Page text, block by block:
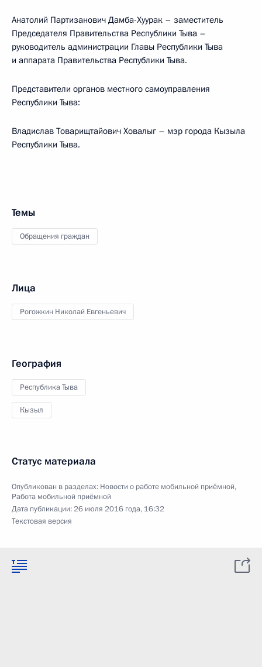
Анатолий Партизанович Дамба-Хуурак – заместитель
Председателя Правительства Республики Тыва –
руководитель администрации Главы Республики Тыва
и аппарата Правительства Республики Тыва.
Представители органов местного самоуправления
Республики Тыва:
Владислав Товарищтайович Ховалыг – мэр города Кызыла
Республики Тыва.
Темы
Обращения граждан
Лица
Рогожкин Николай Евгеньевич
География
Республика Тыва
Кызыл
Статус материала
Опубликован в разделах: Новости о работе мобильной приёмной,
Работа мобильной приёмной
Дата публикации:26 июля 2016 года, 16:32
Текстовая версия